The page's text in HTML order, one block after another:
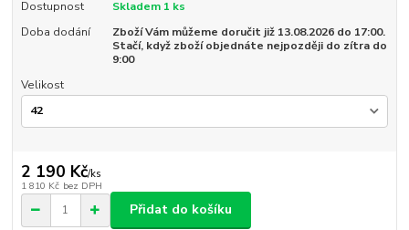
Dostupnost
Skladem 1 ks
Doba dodání
Zboží Vám můžeme doručit již 13.08.2026 do 17:00.
Stačí, když zboží objednáte nejpozději do zítra do
9:00
Velikost
2 190 Kč/ks
1 810 Kč bez DPH
Přidat do košíku